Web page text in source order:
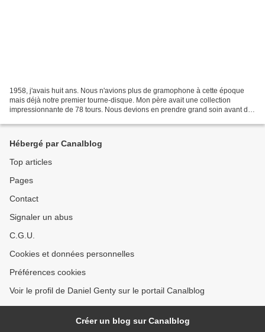
1958, j'avais huit ans. Nous n'avions plus de gramophone à cette époque
mais déjà notre premier tourne-disque. Mon père avait une collection
impressionnante de 78 tours. Nous devions en prendre grand soin avant de
Hébergé par Canalblog
Top articles
Pages
Contact
Signaler un abus
C.G.U.
Cookies et données personnelles
Préférences cookies
Voir le profil de Daniel Genty sur le portail Canalblog
Créer un blog sur Canalblog